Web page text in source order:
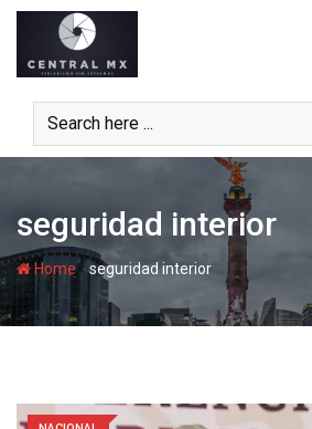
Skip
content
seguridad interior
Home-seguridad interior